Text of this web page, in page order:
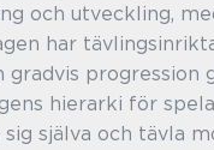
och utveckling,
har
gradvis progression
hierarki för
sig själva och tävla